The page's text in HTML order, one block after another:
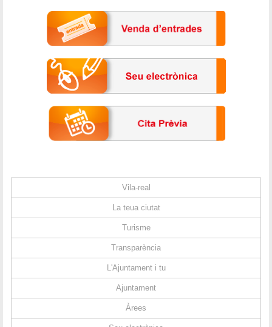
Vila-real
La teua ciutat
Turisme
Transparència
L'Ajuntament i tu
Ajuntament
Àrees